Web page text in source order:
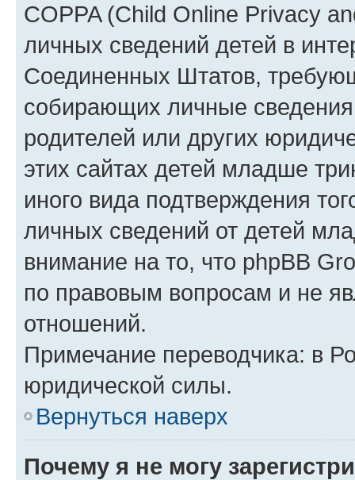
COPPA (Child Online Privacy
личных сведений детей в
Соединенных Штатов,
собирающих личные
родителей или других
этих сайтах детей младше
иного вида подтверждения
личных сведений от детей
внимание на то, что phpBB
по правовым вопросам и не
отношений.
Примечание переводчика: в
юридической силы.
Вернуться наверх
Почему я не могу